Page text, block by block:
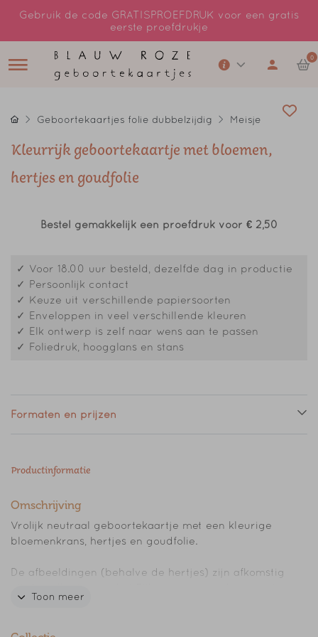
Gebruik de code GRATISPROEFDRUK voor een gratis
eerste proefdrukje
0
Geboortekaartjes folie dubbelzijdig Meisje
Kleurrijk geboortekaartje met bloemen,
hertjes en goudfolie
Bestel gemakkelijk een proefdruk voor € 2,50
✓ Voor 18.00 uur besteld, dezelfde dag in productie
✓ Persoonlijk contact
✓ Keuze uit verschillende papiersoorten
✓ Enveloppen in veel verschillende kleuren
✓ Elk ontwerp is zelf naar wens aan te passen
✓ Foliedruk, hoogglans en stans
Formaten en prijzen
Productinformatie
Omschrijving
Vrolijk neutraal geboortekaartje met een kleurige
bloemenkrans, hertjes en goudfolie.
De afbeeldingen (behalve de hertjes) zijn afkomstig
de Rijksstudio.
Pas het geboortekaartje eenvoudig aan naar je
Toon meer